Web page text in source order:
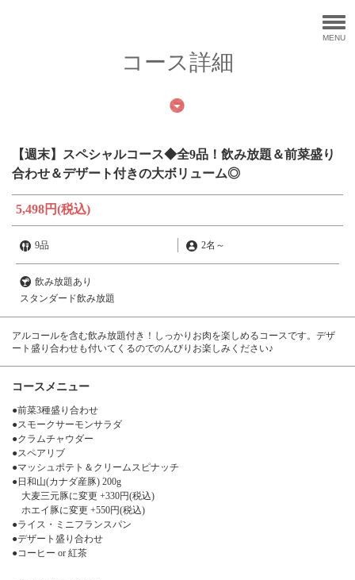
MENU
コース詳細
【週末】スペシャルコース◆全9品！飲み放題＆前菜盛り
合わせ＆デザート付きの大ボリューム◎
5,498円(税込)
9品 2名 ～
飲み放題あり
スタンダード飲み放題
アルコールを含む飲み放題付き！しっかりお肉を楽しめるコースです。デザ
ート盛り合わせも付いてくるのでのんびりお楽しみください♪
コースメニュー
●前菜3種盛り合わせ
●スモークサーモンサラダ
●クラムチャウダー
●スペアリブ
●マッシュポテト＆クリームスピナッチ
●日和山(カナダ産豚) 200g
大麦三元豚に変更 +330円(税込)
ホエイ豚に変更 +550円(税込)
●ライス・ミニフランスパン
●デザート盛り合わせ
●コーヒー or 紅茶